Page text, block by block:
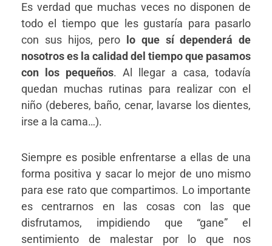
Es verdad que muchas veces no disponen de
todo el tiempo que les gustaría para pasarlo
con sus hijos, pero
lo que sí dependerá de
nosotros es la calidad del tiempo que pasamos
con los pequeños. Al llegar a casa, todavía
quedan muchas rutinas para realizar con el
niño (deberes, baño, cenar, lavarse los dientes,
irse a la cama…).
Siempre es posible enfrentarse a ellas de una
forma positiva y sacar lo mejor de uno mismo
para ese rato que compartimos. Lo importante
es centrarnos en las cosas con las que
disfrutamos, impidiendo que “gane” el
sentimiento de malestar por lo que nos